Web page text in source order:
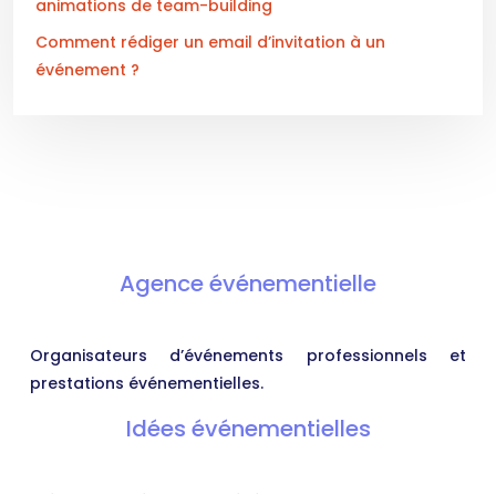
animations de team-building
Comment rédiger un email d’invitation à un
événement ?
Agence événementielle
Organisateurs d’événements professionnels et
prestations événementielles.
Idées événementielles